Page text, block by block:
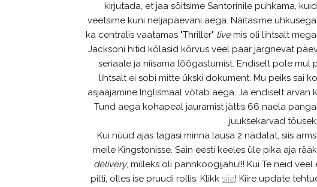
kirjutada, et jaa sõitsime Santorinile puhkama,
veetsime kuni neljapäevani aega. Näitasime
ka centralis vaatamas "Thriller" livemis oli lihtsalt
Jacksoni hitid kõlasid kõrvus veel paar järgnevat
seriaale ja niisama lõõgastumist. Endiselt pole mul
lihtsalt ei sobi mitte ükski dokument. Mu peiks sai
asjaajamine Inglismaal võtab aega. Ja endiselt
Tund aega kohapeal jauramist jättis 66 naela
juuksekarvad
Kui nüüd ajas tagasi minna lausa 2 nädalat, siis
meile Kingstonisse. Sain eesti keeles üle pika aja
delivery, milleks oli pannkoogijahu!!! Kui Te neid
pilti, olles ise pruudi rollis. Klikk siia! Kiire update